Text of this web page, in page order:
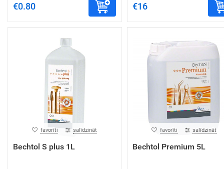
€0.80 €16
favorīti salīdzināt
Bechtol S plus 1L
favorīti salīdzināt
Bechtol Premium 5L